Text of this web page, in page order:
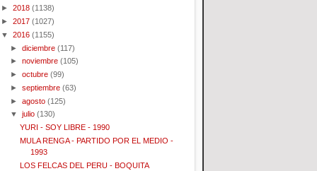
► 2018 (1138)
► 2017 (1027)
▼ 2016 (1155)
►diciembre (117)
►noviembre (105)
►octubre (99)
►septiembre (63)
►agosto (125)
▼julio (130)
YURI - SOY LIBRE - 1990
MULA RENGA - PARTIDO POR EL MEDIO -
1993
LOS FELCAS DEL PERU - BOQUITA